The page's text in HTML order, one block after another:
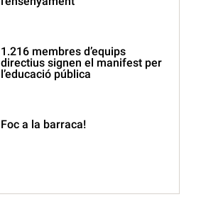
1.216 membres d’equips
directius signen el manifest per
l’educació pública
Foc a la barraca!